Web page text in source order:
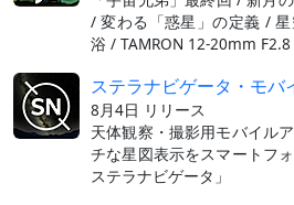
/ 変わる「惑星」の定義 /
浴 / TAMRON 12-20mm
ステラナビゲータ・モバ
8月4日 リリース
天体観察・撮影用モバイル
チな星図表示をスマートフ
ステラナビゲータ」